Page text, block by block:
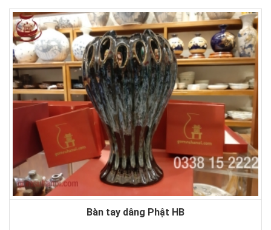
Bàn tay dâng Phật HB